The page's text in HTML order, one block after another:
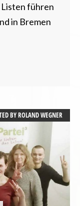
führen
in Bremen
BYROLAND WEGNER